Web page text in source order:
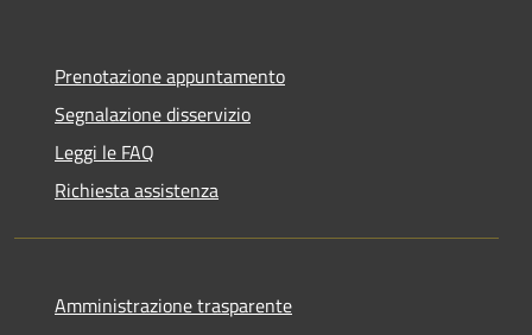
Prenotazione appuntamento
Segnalazione disservizio
Leggi le FAQ
Richiesta assistenza
Amministrazione trasparente